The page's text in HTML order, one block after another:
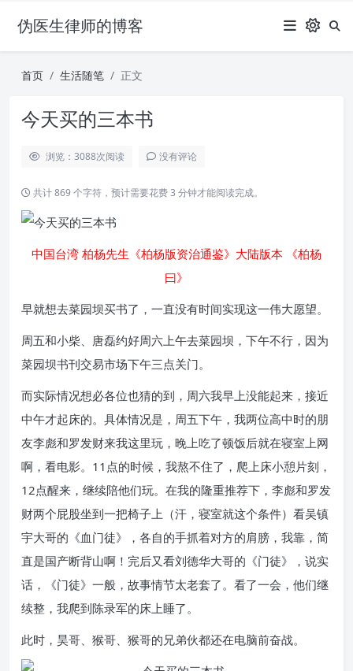
伪医生律师的博客
首页 生活随笔 正文
今天买的三本书
浏览：3088次阅读 没有评论
共计 869 个字符，预计需要花费 3 分钟才能阅读完成。
中国台湾 柏杨先生《柏杨版资治通鉴》大陆版本 《柏杨
曰》
早就想去菜园坝买书了，一直没有时间实现这一伟大愿望。
周五和小柴、唐磊约好周六上午去菜园坝，下午不行，因为
菜园坝书刊交易市场下午三点关门。
而实际情况想必各位也猜的到，周六我早上没能起来，接近
中午才起床的。具体情况是，周五下午，我两位高中时的朋
友李彪和罗发财来我这里玩，晚上吃了顿饭后就在寝室上网
啊，看电影。11点的时候，我熬不住了，爬上床小憩片刻，
12点醒来，继续陪他们玩。在我的隆重推荐下，李彪和罗发
财两个屁股坐到一把椅子上（汗，寝室就这个条件）看吴镇
宇大哥的《血门徒》，各自的手抓着对方的肩膀，我靠，简
直是国产断背山啊！完后又看刘德华大哥的《门徒》，说实
话，《门徒》一般，故事情节太老套了。看了一会，他们继
续整，我爬到陈录军的床上睡了。
此时，昊哥、猴哥、猴哥的兄弟伙都还在电脑前奋战。